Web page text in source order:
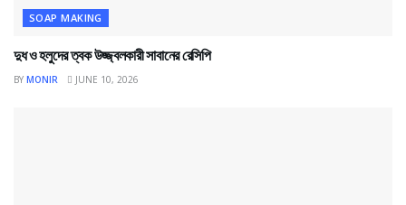
SOAP MAKING
দুধ ও হলুদের ত্বক উজ্জ্বলকারী সাবানের রেসিপি
BY MONIR JUNE 10, 2026